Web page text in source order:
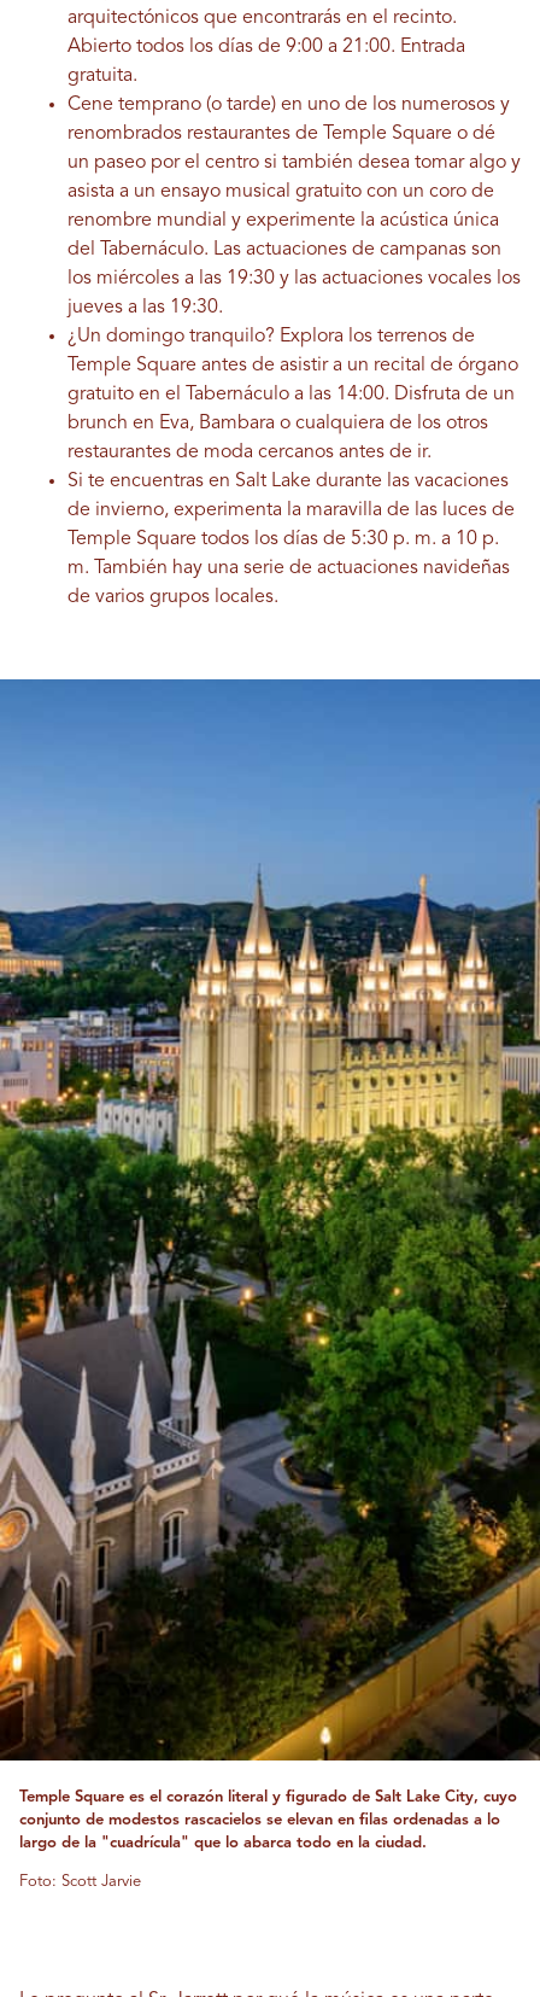
arquitectónicos que encontrarás en el recinto.
Abierto todos los días de 9:00 a 21:00. Entrada
gratuita.
Cene temprano (o tarde) en uno de los numerosos y
renombrados restaurantes de Temple Square o dé
un paseo por el centro si también desea tomar algo y
asista a un ensayo musical gratuito con un coro de
renombre mundial y experimente la acústica única
del Tabernáculo. Las actuaciones de campanas son
los miércoles a las 19:30 y las actuaciones vocales los
jueves a las 19:30.
¿Un domingo tranquilo? Explora los terrenos de
Temple Square antes de asistir a un recital de órgano
gratuito en el Tabernáculo a las 14:00. Disfruta de un
brunch en Eva, Bambara o cualquiera de los otros
restaurantes de moda cercanos antes de ir.
Si te encuentras en Salt Lake durante las vacaciones
de invierno, experimenta la maravilla de las luces de
Temple Square todos los días de 5:30 p. m. a 10 p.
m. También hay una serie de actuaciones navideñas
de varios grupos locales.
Temple Square es el corazón literal y figurado de Salt Lake City, cuyo
conjunto de modestos rascacielos se elevan en filas ordenadas a lo
largo de la "cuadrícula" que lo abarca todo en la ciudad.
Foto: Scott Jarvie